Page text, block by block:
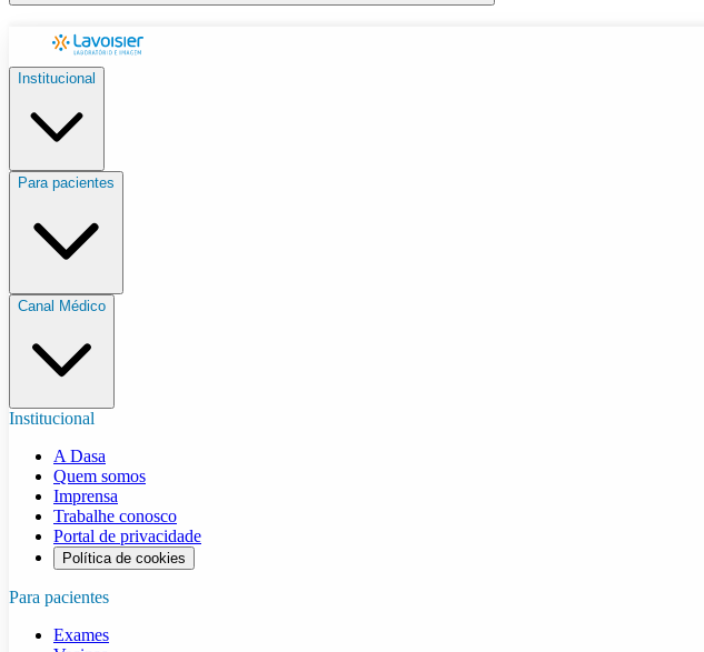
Institucional
Para pacientes
Canal Médico
Institucional
A Dasa
Quem somos
Imprensa
Trabalhe conosco
Portal de privacidade
Política de cookies
Para pacientes
Exames